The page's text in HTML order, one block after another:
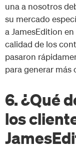
una a nosotros
su mercado
a JamesEdition
calidad de los
pasaron
para generar más
6. ¿Qué
los